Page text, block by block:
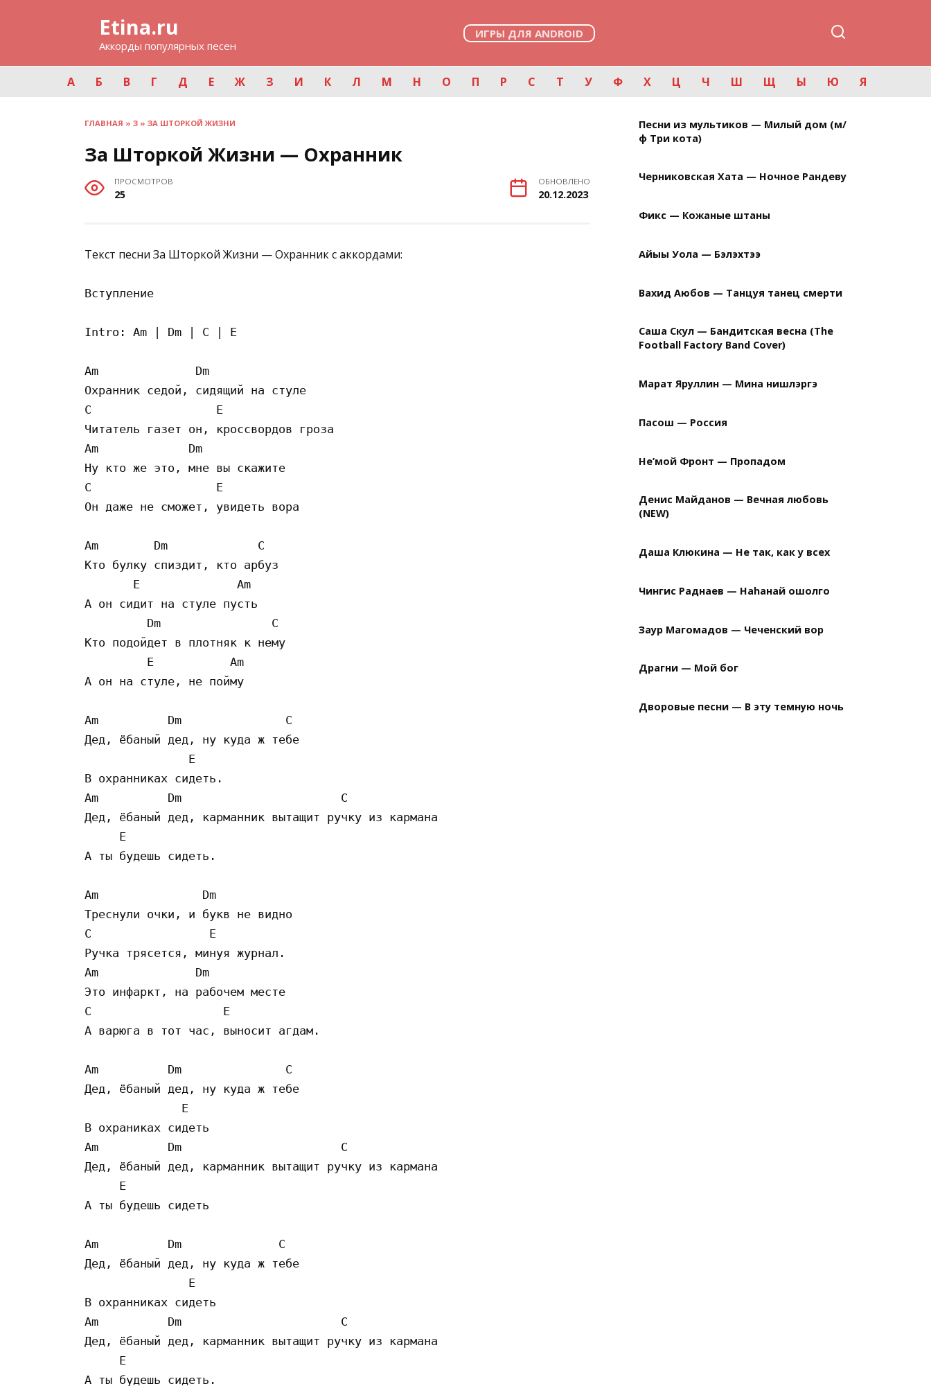
Etina.ru
Аккорды популярных песен
ИГРЫ ДЛЯ ANDROID
А Б В Г Д Е Ж З И К Л М Н О П Р С Т У Ф Х Ц Ч Ш Щ Ы Ю Я
ГЛАВНАЯ » З » ЗА ШТОРКОЙ ЖИЗНИ
За Шторкой Жизни — Охранник
ПРОСМОТРОВ
25
ОБНОВЛЕНО
20.12.2023
Текст песни За Шторкой Жизни — Охранник с аккордами:
Вступление
Intro: Am | Dm | C | E
Am              Dm
Охранник седой, сидящий на стуле
C                  E
Читатель газет он, кроссвордов гроза
Am             Dm
Ну кто же это, мне вы скажите
C                  E
Он даже не сможет, увидеть вора
Am        Dm             C
Кто булку спиздит, кто арбуз
       E              Am
А он сидит на стуле пусть
         Dm                C
Кто подойдет в плотняк к нему
         E           Am
А он на стуле, не пойму
Am          Dm               C
Дед, ёбаный дед, ну куда ж тебе
               E
В охранниках сидеть.
Am          Dm                       C
Дед, ёбаный дед, карманник вытащит ручку из кармана
     E
А ты будешь сидеть.
Am               Dm
Треснули очки, и букв не видно
C                 E
Ручка трясется, минуя журнал.
Am              Dm
Это инфаркт, на рабочем месте
C                   E
А варюга в тот час, выносит агдам.
Am          Dm               C
Дед, ёбаный дед, ну куда ж тебе
              E
В охраниках сидеть
Am          Dm                       C
Дед, ёбаный дед, карманник вытащит ручку из кармана
     E
А ты будешь сидеть
Am          Dm              C
Дед, ёбаный дед, ну куда ж тебе
               E
В охранниках сидеть
Am          Dm                       C
Дед, ёбаный дед, карманник вытащит ручку из кармана
     E
Песни из мультиков — Милый дом (м/
ф Три кота)
Черниковская Хата — Ночное Рандеву
Фикс — Кожаные штаны
Айыы Уола — Бэлэхтээ
Вахид Аюбов — Танцуя танец смерти
Саша Скул — Бандитская весна (The
Football Factory Band Cover)
Марат Яруллин — Мина нишлэргэ
Пасош — Россия
Не’мой Фронт — Пропадом
Денис Майданов — Вечная любовь
(NEW)
Даша Клюкина — Не так, как у всех
Чингис Раднаев — Наhанай ошолго
Заур Магомадов — Чеченский вор
Драгни — Мой бог
Дворовые песни — В эту темную ночь